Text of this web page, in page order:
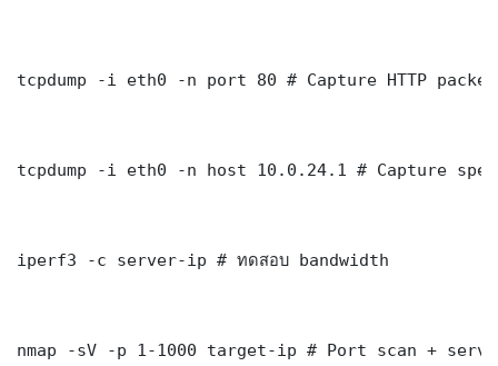
tcpdump -i eth0 -n port 80 # Capture HTTP
tcpdump -i eth0 -n host 10.0.24.1 # Capture
iperf3 -c server-ip # ทดสอบ bandwidth
nmap -sV -p 1-1000 target-ip # Port scan +